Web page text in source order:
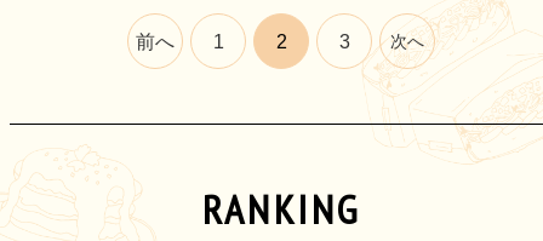
前へ 1 2 3 次へ
RANKING